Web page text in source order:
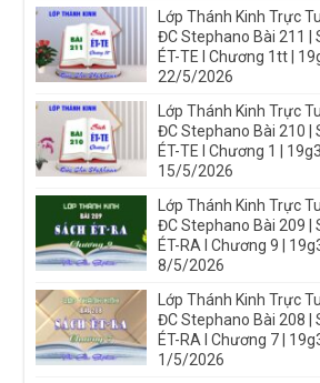
Lớp Thánh Kinh Trực
ĐC Stephano Bài 211 |
ÉT-TE I Chương 1tt |
22/5/2026
Lớp Thánh Kinh Trực
ĐC Stephano Bài 210 |
ÉT-TE I Chương 1 |
15/5/2026
Lớp Thánh Kinh Trực
ĐC Stephano Bài 209 |
ÉT-RA I Chương 9 |
8/5/2026
Lớp Thánh Kinh Trực
ĐC Stephano Bài 208 |
ÉT-RA I Chương 7 |
1/5/2026